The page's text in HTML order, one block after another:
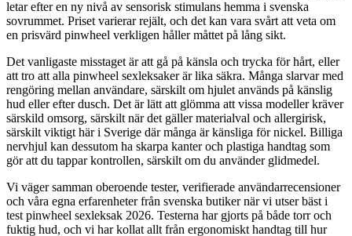
letar efter en ny nivå av sensorisk stimulans hemma i svenska
sovrummet. Priset varierar rejält, och det kan vara svårt att veta om
en prisvärd pinwheel verkligen håller måttet på lång sikt.
Det vanligaste misstaget är att gå på känsla och trycka för hårt, eller
att tro att alla pinwheel sexleksaker är lika säkra. Många slarvar med
rengöring mellan användare, särskilt om hjulet används på känslig
hud eller efter dusch. Det är lätt att glömma att vissa modeller kräver
särskild omsorg, särskilt när det gäller materialval och allergirisk,
särskilt viktigt här i Sverige där många är känsliga för nickel. Billiga
nervhjul kan dessutom ha skarpa kanter och plastiga handtag som
gör att du tappar kontrollen, särskilt om du använder glidmedel.
Vi väger samman oberoende tester, verifierade användarrecensioner
och våra egna erfarenheter från svenska butiker när vi utser bäst i
test pinwheel sexleksak 2026. Testerna har gjorts på både torr och
fuktig hud, och vi har kollat allt från ergonomiskt handtag till hur